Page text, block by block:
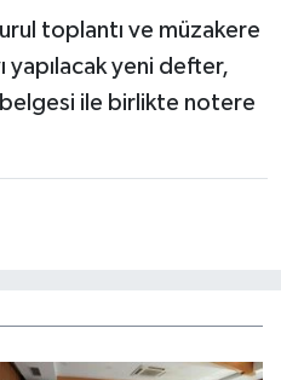
toplantı ve müzakere
yapılacak yeni defter,
belgesi ile birlikte notere